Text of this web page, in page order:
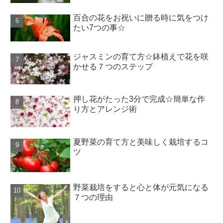
百合の花をお祝いに贈る時に気をつけ
たい7つの事☆
ジャスミンの育て方☆鉢植えで花を咲
かせる７つのステップ
押し花がたった3分で完成☆簡単な作
り方とアレンジ術
夏野菜の育て方と美味しく栽培するコ
ツ
野菜栽培をすると心と体が元気になる
７つの理由